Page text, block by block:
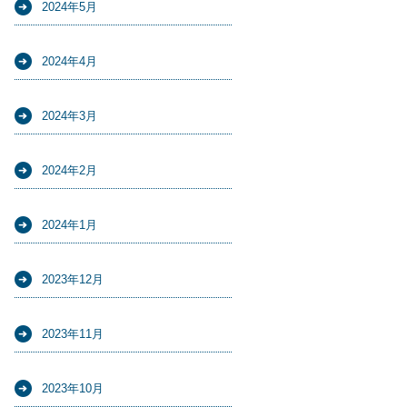
2024年5月
2024年4月
2024年3月
2024年2月
2024年1月
2023年12月
2023年11月
2023年10月